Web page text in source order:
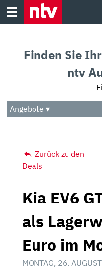
Skip
Audio
Das Beste
Finden Sie
ntv
Angebote ▾
Zurück zu den
Deals
Kia EV6
als
Euro im
MONTAG, 26.